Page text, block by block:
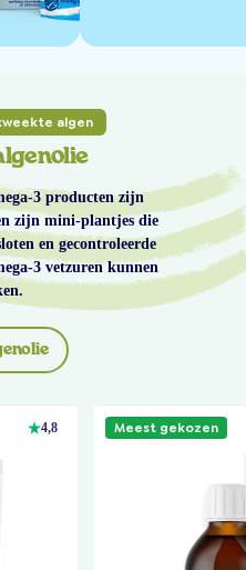
algen
3 producten zijn
zijn mini-plantjes die
en gecontroleerde
3 vetzuren kunnen
4,8 Meest gekozen